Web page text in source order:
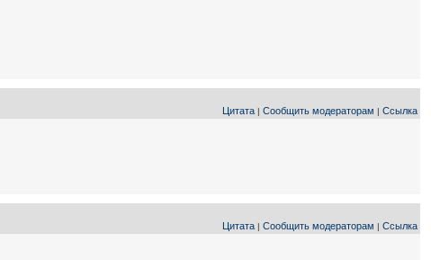
Цитата | Сообщить модераторам | Ссылка
Цитата | Сообщить модераторам | Ссылка